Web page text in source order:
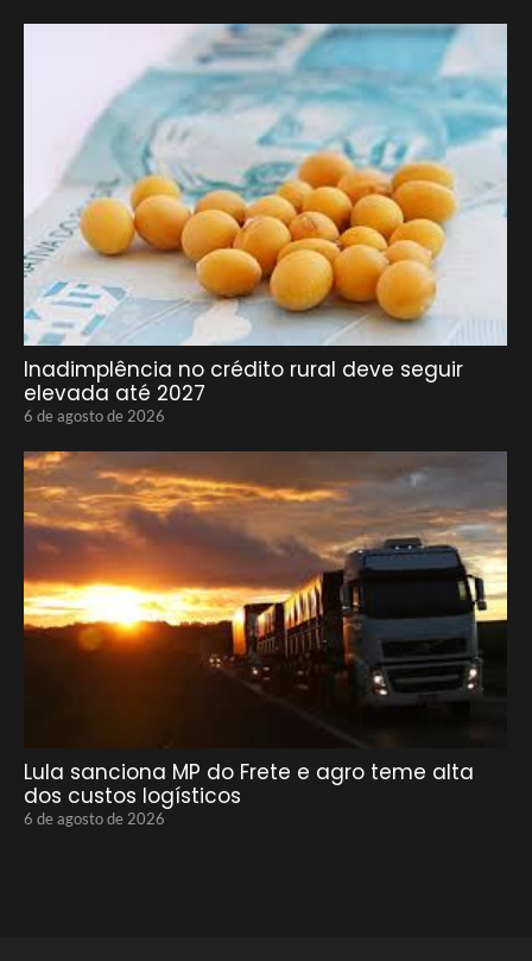
Inadimplência no crédito rural deve seguir
elevada até 2027
6 de agosto de 2026
Lula sanciona MP do Frete e agro teme alta
dos custos logísticos
6 de agosto de 2026